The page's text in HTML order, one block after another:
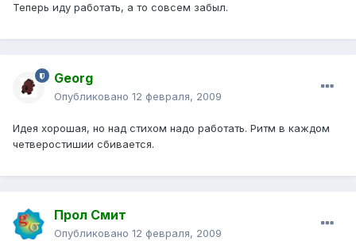
Теперь иду работать, а то совсем забыл.
Georg
Опубликовано 12 февраля, 2009
Идея хорошая, но над стихом надо работать. Ритм в каждом
четверостишии сбивается.
Прол Смит
Опубликовано 12 февраля, 2009